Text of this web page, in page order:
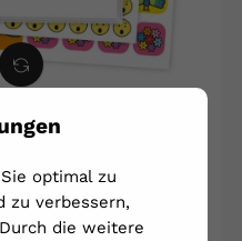
optimal zu
zu verbessern,
die weitere
METACOM
excluded
- 5 Tage